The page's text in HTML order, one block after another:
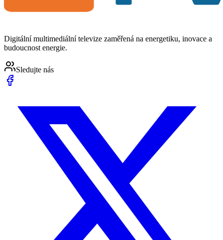
Digitální multimediální televize zaměřená na energetiku, inovace a
budoucnost energie.
Sledujte nás